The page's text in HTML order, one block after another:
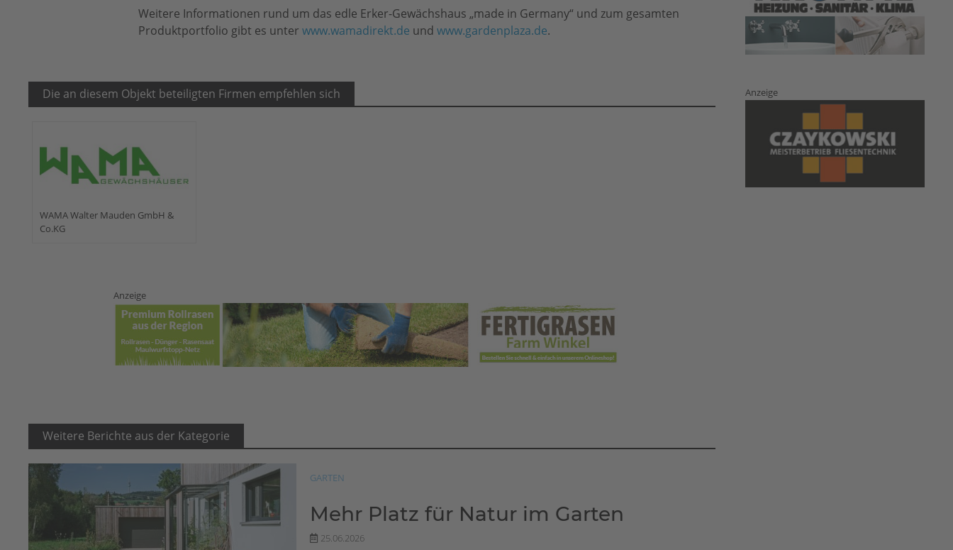
Weitere Informationen rund um das edle Erker-Gewächshaus „made in Germany“ und zum gesamten
Produktportfolio gibt es unter www.wamadirekt.de und www.gardenplaza.de.
Die an diesem Objekt beteiligten Firmen empfehlen sich
WAMA Walter Mauden GmbH &
Co.KG
Anzeige
Weitere Berichte aus der Kategorie
GARTEN
Mehr Platz für Natur im Garten
25.06.2026
Anzeige